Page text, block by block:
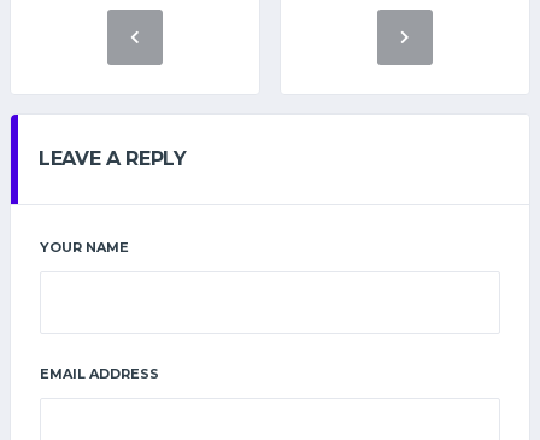
LEAVE A REPLY
YOUR NAME
EMAIL ADDRESS